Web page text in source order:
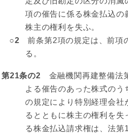
項の催告に係る株金払込の
株主の権利を失ふ。
○2 前条第2項の規定は、前項
る。
第21条の2 金融機関再建整備法
よる催告のあった株式の
の規定により特別経理会社
るとともに株主の権利を
る株金払込請求権は、法